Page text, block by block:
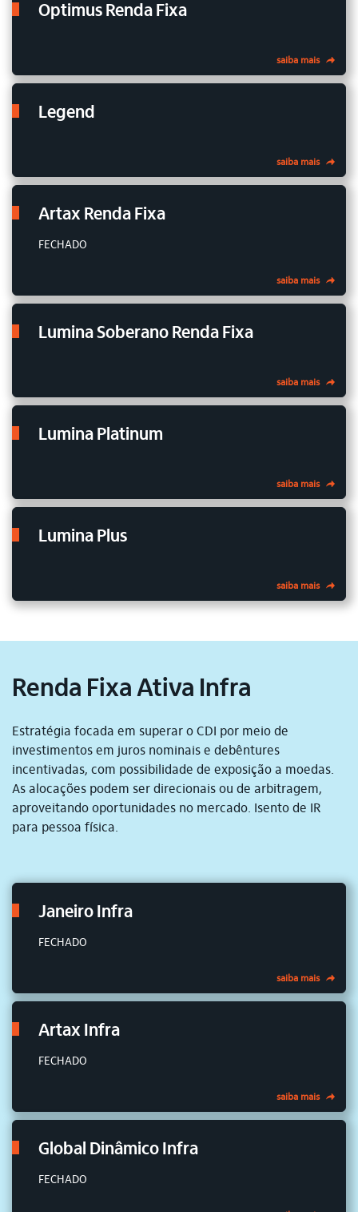
Optimus Renda Fixa
saiba mais
Legend
saiba mais
Artax Renda Fixa
FECHADO
saiba mais
Lumina Soberano Renda Fixa
saiba mais
Lumina Platinum
saiba mais
Lumina Plus
saiba mais
Renda Fixa Ativa Infra
Estratégia focada em superar o CDI por meio de
investimentos em juros nominais e debêntures
incentivadas, com possibilidade de exposição a moedas.
As alocações podem ser direcionais ou de arbitragem,
aproveitando oportunidades no mercado. Isento de IR
para pessoa física.
Janeiro Infra
FECHADO
saiba mais
Artax Infra
FECHADO
saiba mais
Global Dinâmico Infra
FECHADO